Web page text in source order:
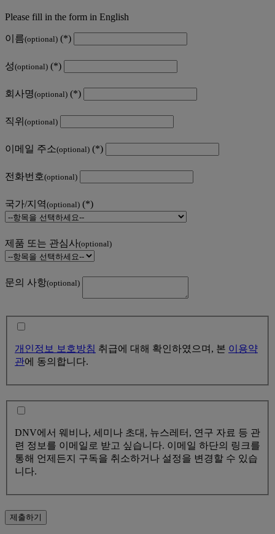
Please fill in the form in English
이름(optional)
성(optional)
회사명(optional)
직위 (optional)
이메일 주소(optional)
전화번호(optional)
국가/지역(optional)
제품 또는 관심사(optional)
문의 사항(optional)
개인정보 보호방침 취급에 대해 확인하였으며, 본 이용약
관에 동의합니다.
DNV에서 웨비나, 세미나 초대, 뉴스레터, 연구 자료 등 관
련 정보를 이메일로 받고 싶습니다. 이메일 하단의 링크를
통해 언제든지 구독을 취소하거나 설정을 변경할 수 있습
니다.
제출하기